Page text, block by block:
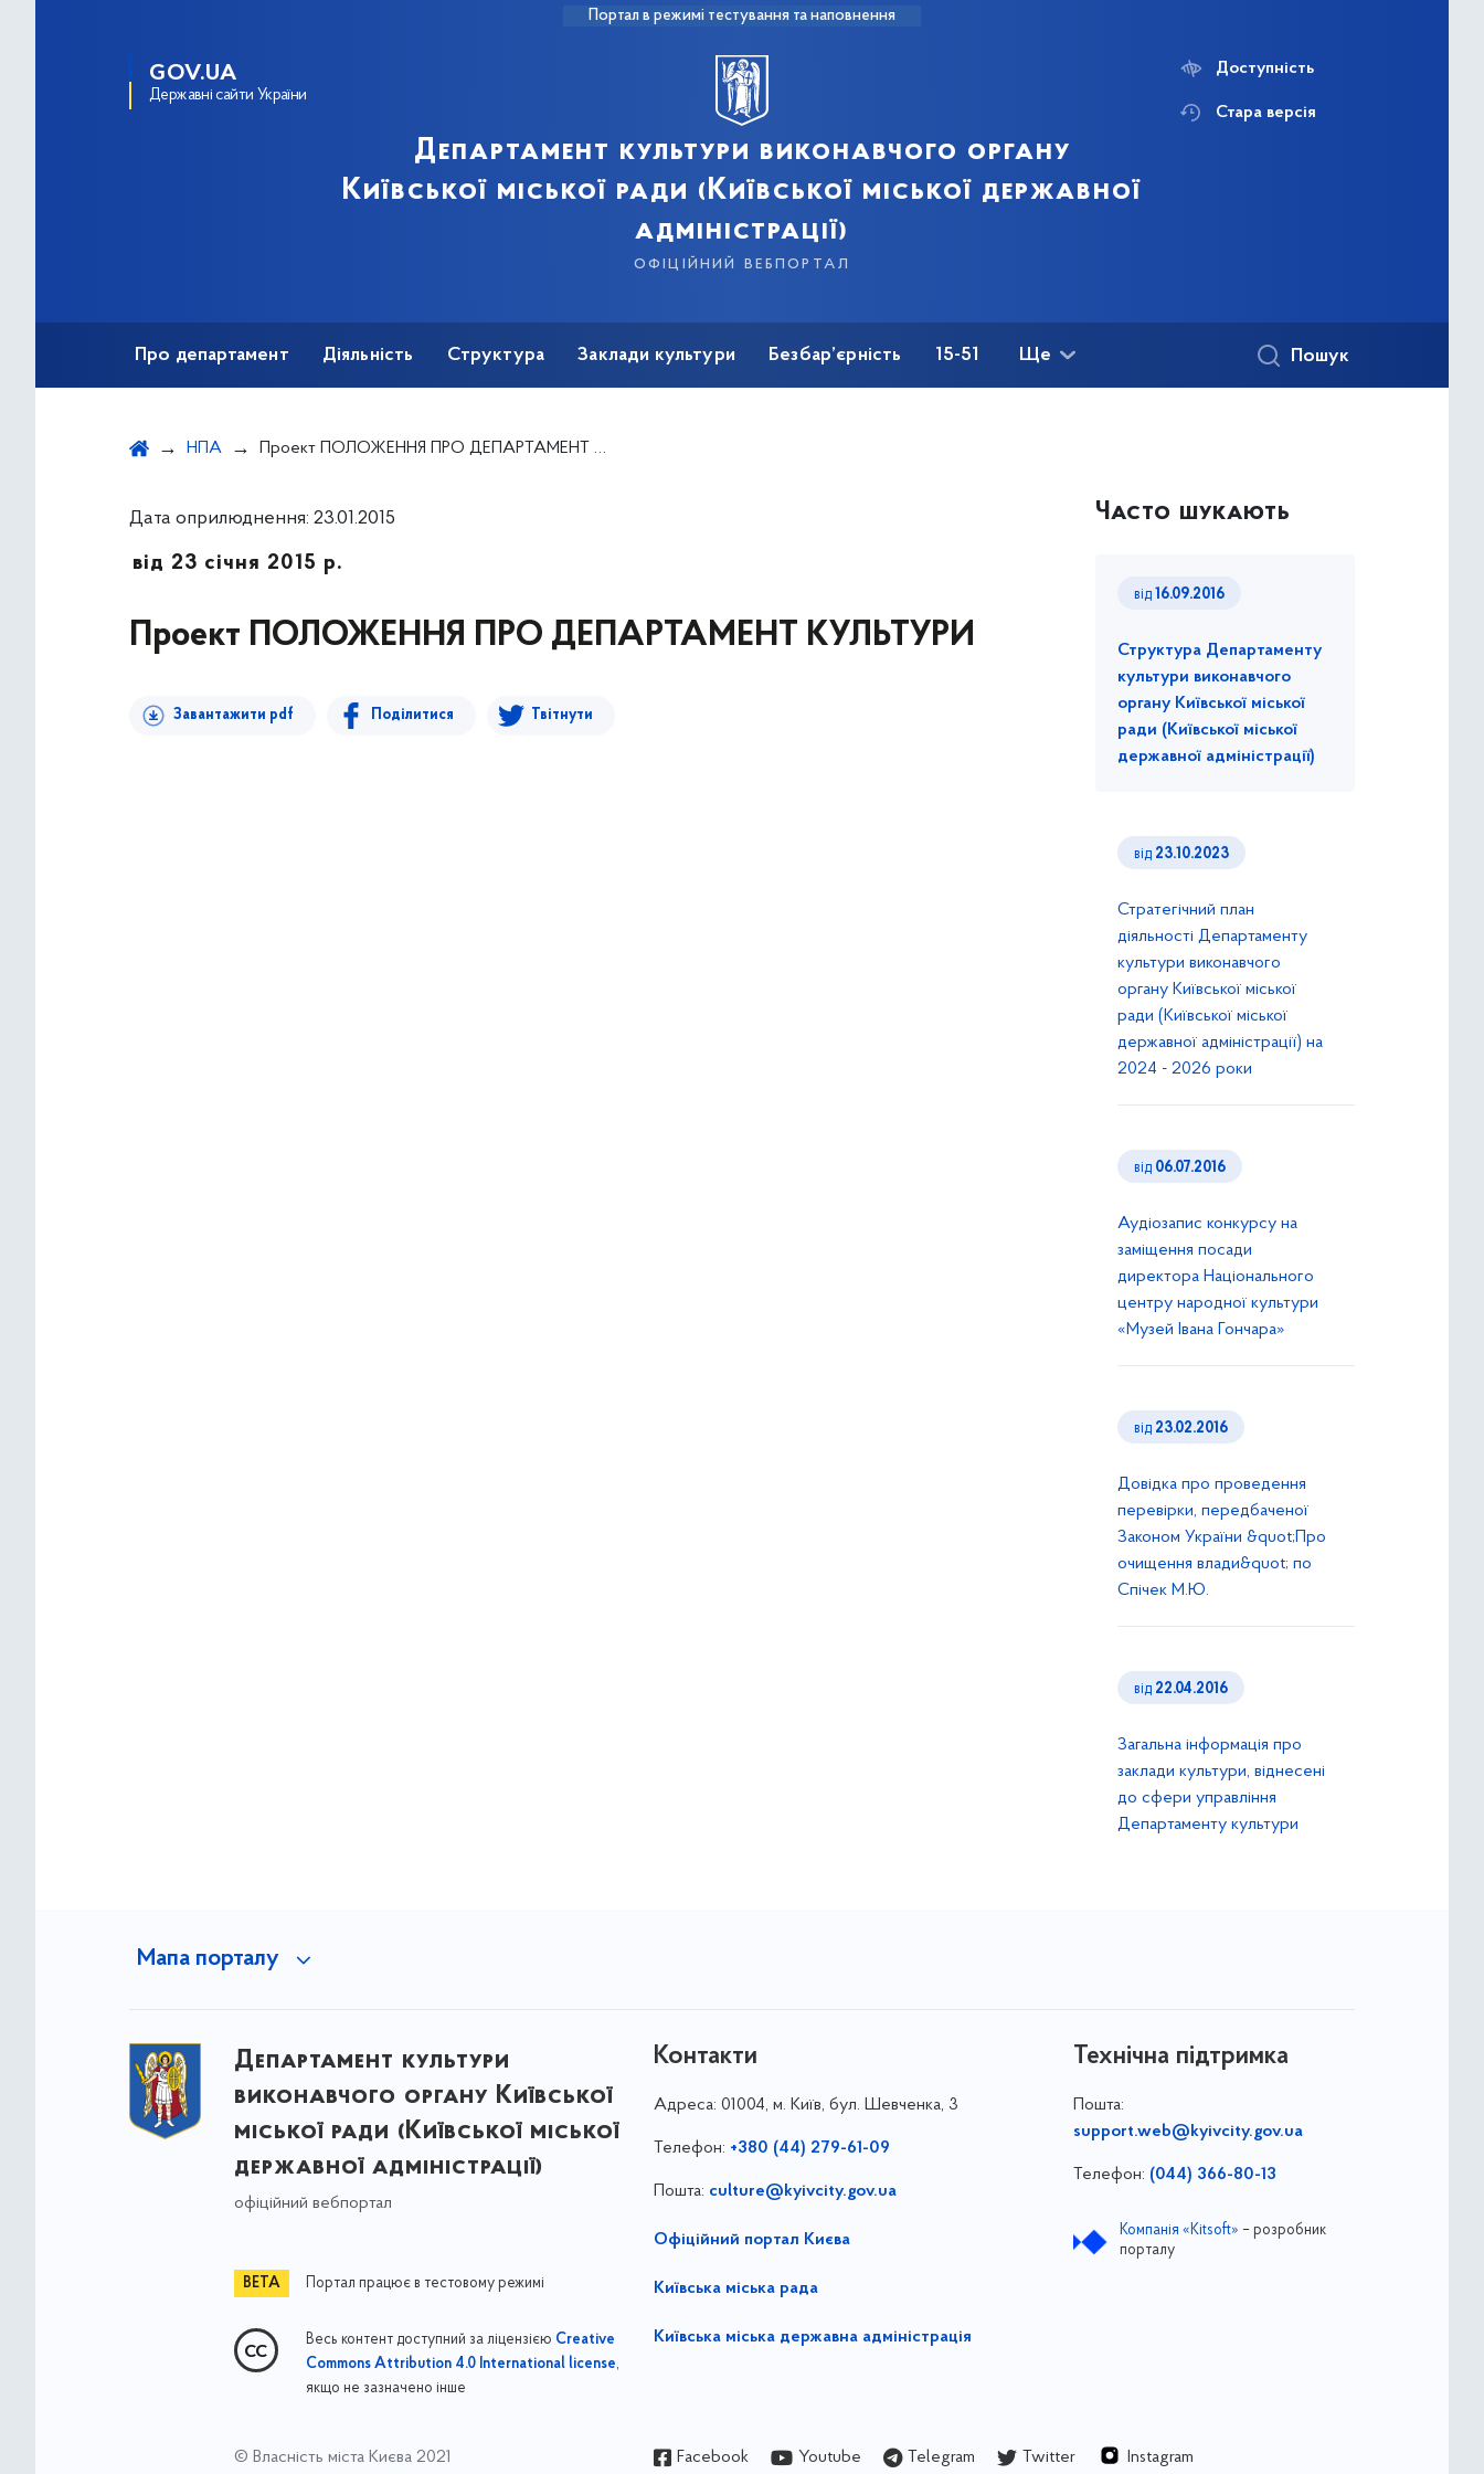
Портал в режимі тестування та наповнення
GOV.UA
Державні сайти України
Департамент культури виконавчого органу
Київської міської ради (Київської міської державної
адміністрації)
офіційний вебпортал
Доступність
Стара версія
Про департамент Діяльність Структура Заклади культури Безбар’єрність 15-51 Ще Пошук
НПА Проект ПОЛОЖЕННЯ ПРО ДЕПАРТАМЕНТ КУЛЬТУРИ
Дата оприлюднення: 23.01.2015
від 23 січня 2015 р.
Проект ПОЛОЖЕННЯ ПРО ДЕПАРТАМЕНТ КУЛЬТУРИ
Завантажити pdf Поділитися Твітнути
Часто шукають
від 16.09.2016
Структура Департаменту
культури виконавчого
органу Київської міської
ради (Київської міської
державної адміністрації)
від 23.10.2023
Стратегічний план
діяльності Департаменту
культури виконавчого
органу Київської міської
ради (Київської міської
державної адміністрації) на
2024 - 2026 роки
від 06.07.2016
Аудіозапис конкурсу на
заміщення посади
директора Національного
центру народної культури
«Музей Івана Гончара»
від 23.02.2016
Довідка про проведення
перевірки, передбаченої
Законом України &quot;Про
очищення влади&quot; по
Спічек М.Ю.
від 22.04.2016
Загальна інформація про
заклади культури, віднесені
до сфери управління
Департаменту культури
Мапа порталу
Департамент культури
виконавчого органу Київської
міської ради (Київської міської
державної адміністрації)
офіційний вебпортал
Портал працює в тестовому режимі
Весь контент доступний за ліцензією Creative
Commons Attribution 4.0 International license,
якщо не зазначено інше
Контакти
Адреса: 01004, м. Київ, бул. Шевченка, 3
Телефон: +380 (44) 279-61-09
Пошта: culture@kyivcity.gov.ua
Офіційний портал Києва
Київська міська рада
Київська міська державна адміністрація
Технічна підтримка
Пошта:
support.web@kyivcity.gov.ua
Телефон: (044) 366-80-13
Компанія «Kitsoft» – розробник
порталу
© Власність міста Києва 2021 Facebook Youtube Telegram Twitter Instagram